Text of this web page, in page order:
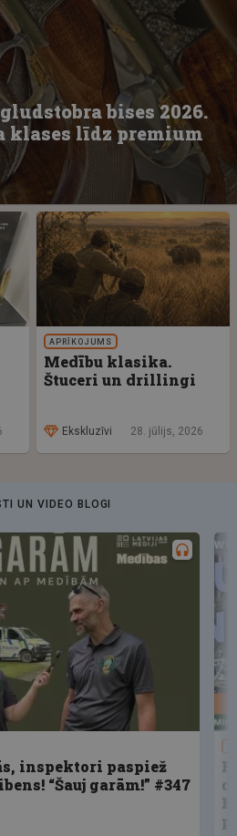
bises 2026.
klases līdz premium
APRĪKOJUMS
Medību klasika.
Štuceri un drillingi
Ekskluzīvi 28. jūlijs, 2026
UN VIDEO BLOGI
inspektori paspiež
“Šauj garām!” #347